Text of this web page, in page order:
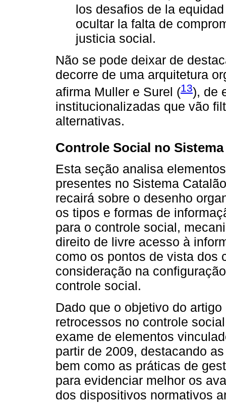
los desafios de la
ocultar la falta de
justicia social.
Não se pode deixar de
decorre de uma arquitetura
afirma Muller e Surel (13), de
institucionalizadas que vão
alternativas.
Controle Social no
Esta seção analisa
presentes no Sistema
recairá sobre o desenho
os tipos e formas de
para o controle social,
direito de livre acesso à
como os pontos de vista dos
consideração na
controle social.
Dado que o objetivo do
retrocessos no controle
exame de elementos
partir de 2009, destacando
bem como as práticas de
para evidenciar melhor os
dos dispositivos normativos